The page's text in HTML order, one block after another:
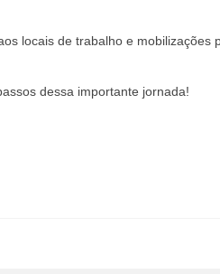
locais de trabalho e mobilizações
dessa importante jornada!